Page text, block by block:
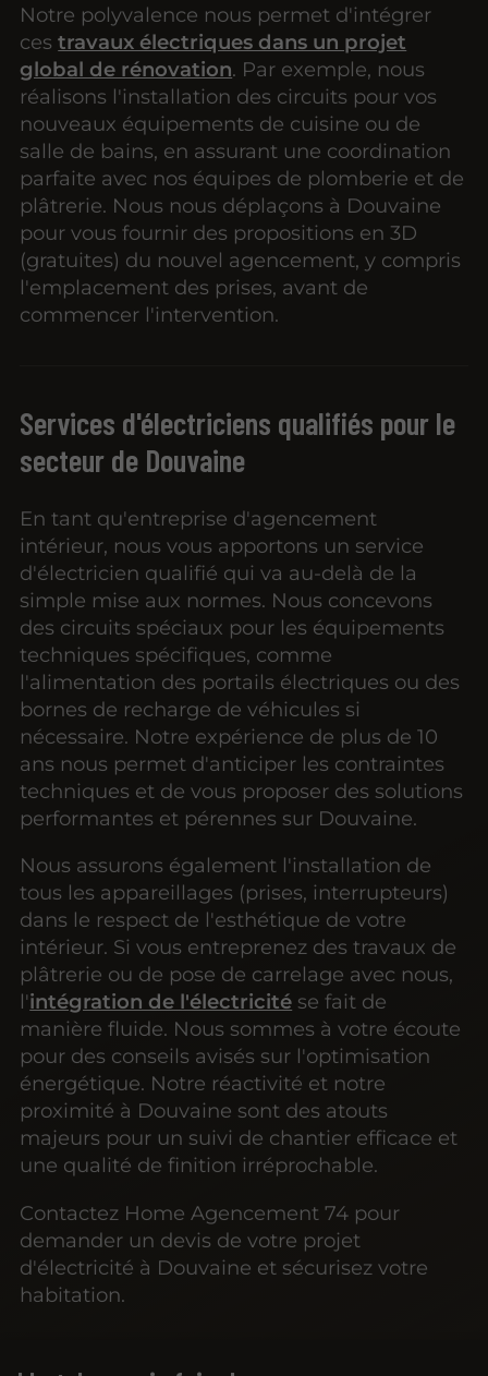
Notre polyvalence nous permet d'intégrer
cestravaux électriques dans un projet
global de rénovation. Par exemple, nous
réalisons l'installation des circuits pour vos
nouveaux équipements de cuisine ou de
salle de bains, en assurant une coordination
parfaite avec nos équipes de plomberie et de
plâtrerie. Nous nous déplaçons à Douvaine
pour vous fournir des propositions en 3D
(gratuites) du nouvel agencement, y compris
l'emplacement des prises, avant de
commencer l'intervention.
Services d'électriciens qualifiés pour le
secteur de Douvaine
En tant qu'entreprise d'agencement
intérieur, nous vous apportons un service
d'électricien qualifié qui va au-delà de la
simple mise aux normes. Nous concevons
des circuits spéciaux pour les équipements
techniques spécifiques, comme
l'alimentation des portails électriques ou des
bornes de recharge de véhicules si
nécessaire. Notre expérience de plus de 10
ans nous permet d'anticiper les contraintes
techniques et de vous proposer des solutions
performantes et pérennes sur Douvaine.
Nous assurons également l'installation de
tous les appareillages (prises, interrupteurs)
dans le respect de l'esthétique de votre
intérieur. Si vous entreprenez des travaux de
plâtrerie ou de pose de carrelage avec nous,
l'intégration de l'électricité se fait de
manière fluide. Nous sommes à votre écoute
pour des conseils avisés sur l'optimisation
énergétique. Notre réactivité et notre
proximité à Douvaine sont des atouts
majeurs pour un suivi de chantier efficace et
une qualité de finition irréprochable.
Contactez Home Agencement 74 pour
demander un devis de votre projet
d'électricité à Douvaine et sécurisez votre
habitation.